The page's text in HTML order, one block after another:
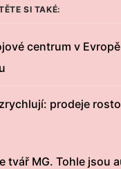
SI TAKÉ:
centrum v
prodeje
tvář MG. Tohle jsou